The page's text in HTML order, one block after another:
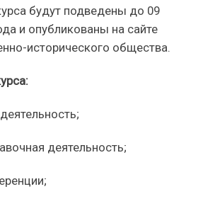
будут подведены до 09
и опубликованы на сайте
исторического общества.
деятельность;